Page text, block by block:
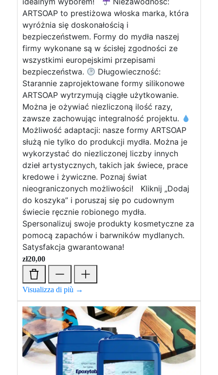
ARTSOAP to prestiżowa włoska marka, która
wyróżnia się doskonałością i
bezpieczeństwem. Formy do mydła naszej
firmy wykonane są w ścisłej zgodności ze
wszystkimi europejskimi przepisami
bezpieczeństwa.
Długowieczność:
Starannie zaprojektowane formy silikonowe
ARTSOAP wytrzymują ciągłe użytkowanie.
Można je ożywiać niezliczoną ilość razy,
zawsze zachowując integralność projektu.
Możliwość adaptacji: nasze formy ARTSOAP
służą nie tylko do produkcji mydła. Można je
wykorzystać do niezliczonej liczby innych
dzieł artystycznych, takich jak świece, prace
kredowe i żywiczne. Poznaj świat
nieograniczonych możliwości! Kliknij „Dodaj
do koszyka” i poruszaj się po cudownym
świecie ręcznie robionego mydła.
Spersonalizuj swoje produkty kosmetyczne za
pomocą zapachów i barwników mydlanych.
Satysfakcja gwarantowana!
zł20,00
Visualizza di più →